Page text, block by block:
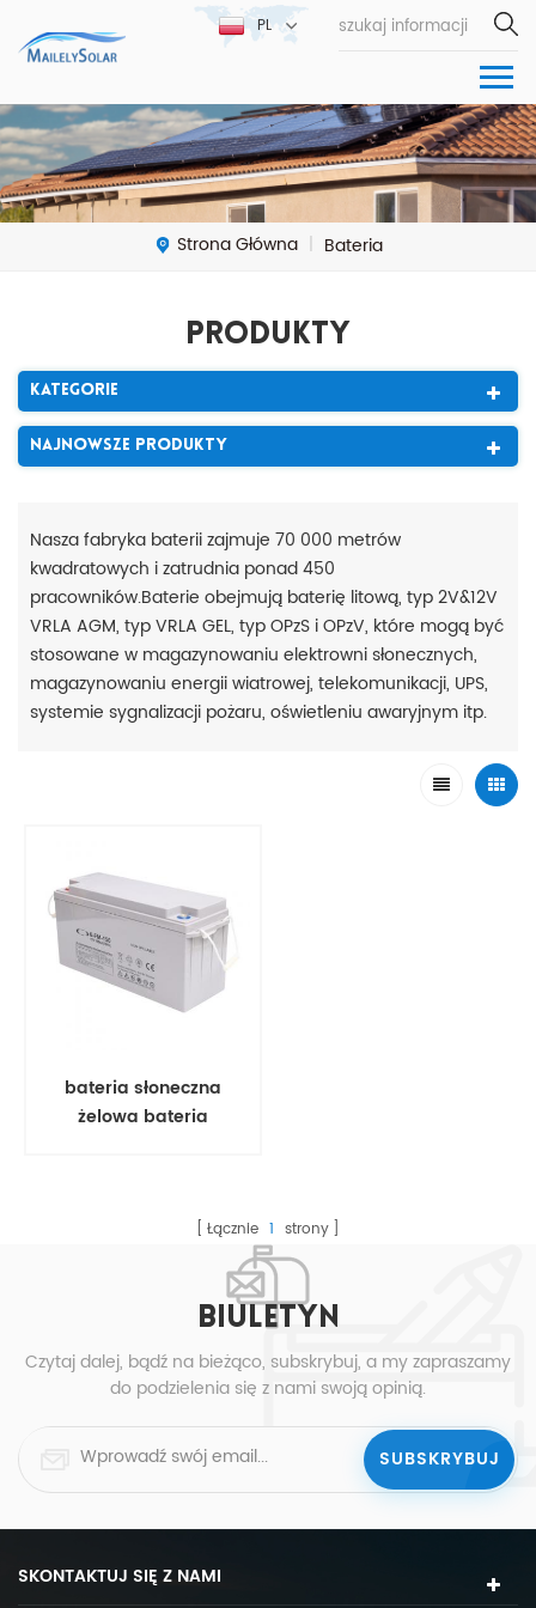
PL
Strona Główna | Bateria
Produkty
Kategorie
Najnowsze Produkty
Nasza fabryka baterii zajmuje 70 000 metrów
kwadratowych i zatrudnia ponad 450
pracowników.Baterie obejmują baterię litową, typ 2V&12V
VRLA AGM, typ VRLA GEL, typ OPzS i OPzV, które mogą być
stosowane w magazynowaniu elektrowni słonecznych,
magazynowaniu energii wiatrowej, telekomunikacji, UPS,
systemie sygnalizacji pożaru, oświetleniu awaryjnym itp.
bateria słoneczna
żelowa bateria
Łącznie 1 strony
BIULETYN
Czytaj dalej, bądź na bieżąco, subskrybuj, a my zapraszamy
do podzielenia się z nami swoją opinią.
SKONTAKTUJ SIĘ Z NAMI